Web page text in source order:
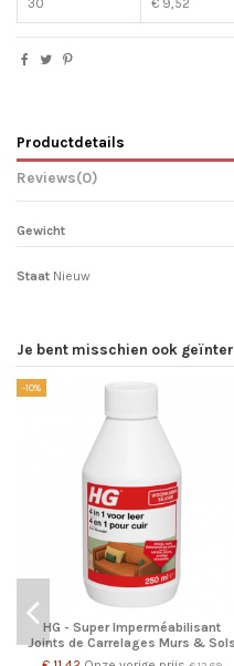
30 € 9,52
Productdetails
Reviews(0)
Gewicht
Staat Nieuw
Je bent misschien ook
-10%
HG - Super Imperméabilisant
Joints de Carrelages Murs & Sols